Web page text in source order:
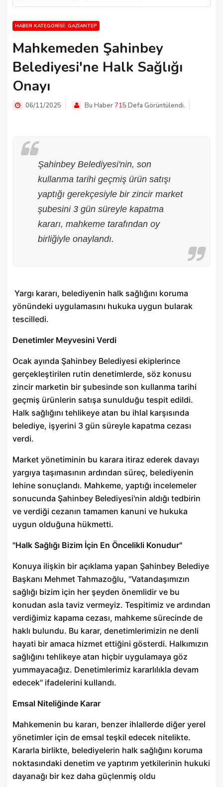
HABER KATEGORISI: GAZIANTEP
Mahkemeden Şahinbey
Belediyesi'ne Halk Sağlığı
Onayı
06/11/2025 Bu Haber715 Defa Görüntülendi.
Şahinbey Belediyesi'nin, son
kullanma tarihi geçmiş ürün satışı
yaptığı gerekçesiyle bir zincir market
şubesini 3 gün süreyle kapatma
kararı, mahkeme tarafından oy
birliğiyle onaylandı.
Yargı kararı, belediyenin halk sağlığını koruma
yönündeki uygulamasını hukuka uygun bularak
tescilledi.
Denetimler Meyvesini Verdi
Ocak ayında Şahinbey Belediyesi ekiplerince
gerçekleştirilen rutin denetimlerde, söz konusu
zincir marketin bir şubesinde son kullanma tarihi
geçmiş ürünlerin satışa sunulduğu tespit edildi.
Halk sağlığını tehlikeye atan bu ihlal karşısında
belediye, işyerini 3 gün süreyle kapatma cezası
verdi.
Market yönetiminin bu karara itiraz ederek davayı
yargıya taşımasının ardından süreç, belediyenin
lehine sonuçlandı. Mahkeme, yaptığı incelemeler
sonucunda Şahinbey Belediyesi'nin aldığı tedbirin
ve verdiği cezanın tamamen kanuni ve hukuka
uygun olduğuna hükmetti.
"Halk Sağlığı Bizim İçin En Öncelikli Konudur"
Konuya ilişkin bir açıklama yapan Şahinbey Belediye
Başkanı Mehmet Tahmazoğlu, "Vatandaşımızın
sağlığı bizim için her şeyden önemlidir ve bu
konudan asla taviz vermeyiz. Tespitimiz ve ardından
verdiğimiz kapama cezası, mahkeme sürecinde de
haklı bulundu. Bu karar, denetimlerimizin ne denli
hayati bir amaca hizmet ettiğini gösterdi. Halkımızın
sağlığını tehlikeye atan hiçbir uygulamaya göz
yummayacağız. Denetimlerimiz kararlılıkla devam
edecek" ifadelerini kullandı.
Emsal Niteliğinde Karar
Mahkemenin bu kararı, benzer ihlallerde diğer yerel
yönetimler için de emsal teşkil edecek nitelikte.
Kararla birlikte, belediyelerin halk sağlığını koruma
noktasındaki denetim ve yaptırım yetkilerinin hukuki
dayanağı bir kez daha güçlenmiş oldu